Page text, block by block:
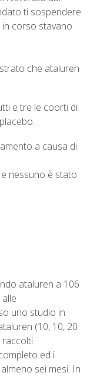
ti sospendere
in corso stavano
che ataluren
e tre le coorti di
a causa di
nessuno è stato
ataluren a 106
uno studio in
(10, 10, 20
ed i
sei mesi. In